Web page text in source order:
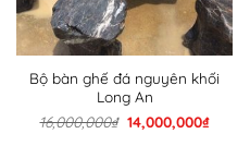
Bộ bàn ghế đá nguyên khối
Long An
16,000,000₫ Giá
gốc
14,000,000₫Giá